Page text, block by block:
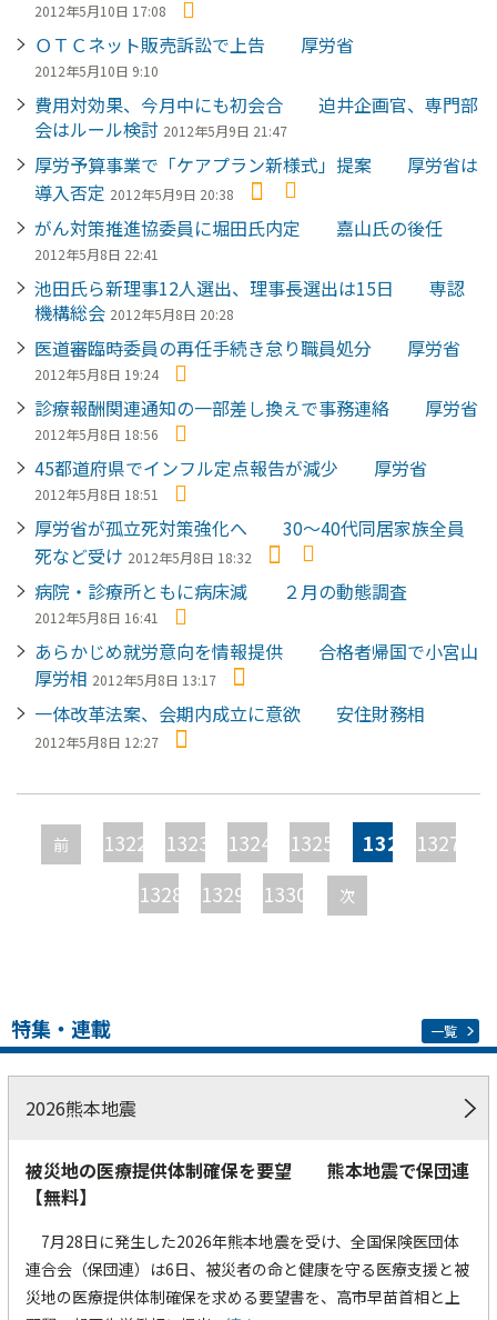
2012年5月10日 17:08
ＯＴＣネット販売訴訟で上告 厚労省
2012年5月10日 9:10
費用対効果、今月中にも初会合 迫井企画官、専門部
会はルール検討 2012年5月9日 21:47
厚労予算事業で「ケアプラン新様式」提案 厚労省は
導入否定 2012年5月9日 20:38
がん対策推進協委員に堀田氏内定 嘉山氏の後任
2012年5月8日 22:41
池田氏ら新理事12人選出、理事長選出は15日 専認
機構総会 2012年5月8日 20:28
医道審臨時委員の再任手続き怠り職員処分 厚労省
2012年5月8日 19:24
診療報酬関連通知の一部差し換えで事務連絡 厚労省
2012年5月8日 18:56
45都道府県でインフル定点報告が減少 厚労省
2012年5月8日 18:51
厚労省が孤立死対策強化へ 30～40代同居家族全員
死など受け 2012年5月8日 18:32
病院・診療所ともに病床減 ２月の動態調査
2012年5月8日 16:41
あらかじめ就労意向を情報提供 合格者帰国で小宮山
厚労相 2012年5月8日 13:17
一体改革法案、会期内成立に意欲 安住財務相
2012年5月8日 12:27
ペ
ー
ジ
前 1322 1323 1324 1325 1326
1327
1328
1329 1330 次
特集・連載 一覧
2026熊本地震
被災地の医療提供体制確保を要望 熊本地震で保団連
【無料】
7月28日に発生した2026年熊本地震を受け、全国保険医団体
連合会（保団連）は6日、被災者の命と健康を守る医療支援と被
災地の医療提供体制確保を求める要望書を、高市早苗首相と上